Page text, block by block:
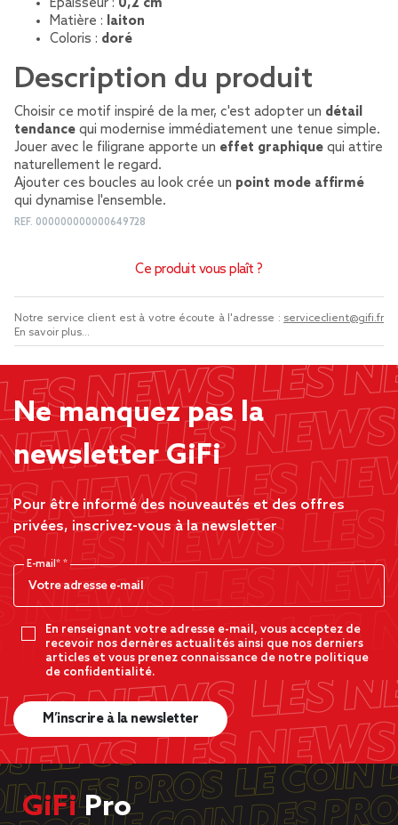
Épaisseur : 0,2 cm
Matière : laiton
Coloris : doré
Description du produit
Choisir ce motif inspiré de la mer, c'est adopter un détail
tendance qui modernise immédiatement une tenue simple.
Jouer avec le filigrane apporte un effet graphique qui attire
naturellement le regard.
Ajouter ces boucles au look crée un point mode affirmé
qui dynamise l'ensemble.
REF. 000000000000649728
Ce produit vous plaît ?
Notre service client est à votre écoute à l'adresse : serviceclient@gifi.fr
En savoir plus...
Ne manquez pas la
newsletter GiFi
Pour être informé des nouveautés et des offres
privées, inscrivez-vous à la newsletter
E-mail*
En renseignant votre adresse e-mail, vous acceptez de
recevoir nos dernères actualités ainsi que nos derniers
articles et vous prenez connaissance de notre politique
de confidentialité.
M’inscrire à la newsletter
GiFiPro